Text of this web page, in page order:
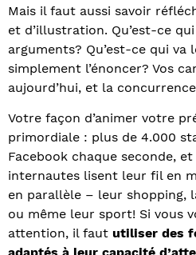
Mais il faut aussi savoir
et d’illustration. Qu’est-ce
arguments? Qu’est-ce qui
simplement l’énoncer? Vos
aujourd’hui, et la
Votre façon d’animer votre
primordiale : plus de 4.000
Facebook chaque seconde,
internautes lisent leur fil en
en parallèle – leur shopping,
ou même leur sport! Si vous
attention, il faut utiliser des